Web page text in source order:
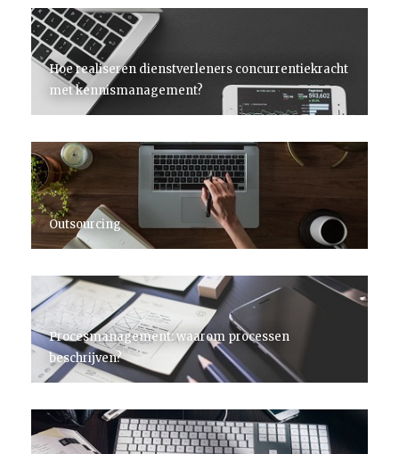
Hoe realiseren dienstverleners concurrentiekracht
met kennismanagement?
Outsourcing
Procesmanagement: waarom processen
beschrijven?